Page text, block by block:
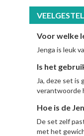
Voor welke
Jenga is leuk
Is het
Ja, deze set is
verantwoorde
Hoe is de
De set zelf
met het